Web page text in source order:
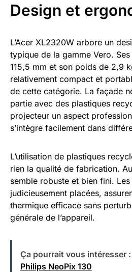
Design et
L’Acer XL2320W arbore un
typique de la gamme Vero.
115,5 mm et son poids de 2,9
relativement compact et
de cette catégorie. La façade
partie avec des plastiques
projecteur un aspect
s’intègre facilement dans
L’utilisation de plastiques
rien la qualité de fabrication.
semble robuste et bien fini. Les
judicieusement placées,
thermique efficace sans
générale de l’appareil.
Ça pourrait vous intéresser :
Philips NeoPix 130